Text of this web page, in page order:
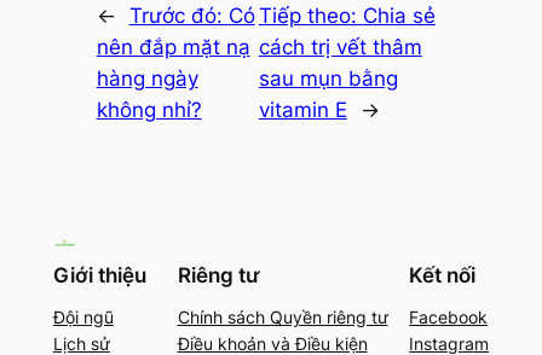
← Trước đó: Có
nên đắp mặt nạ
hàng ngày
không nhỉ?
Tiếp theo: Chia sẻ
cách trị vết thâm
sau mụn bằng
vitamin E
→
Giới thiệu
Đội ngũ
Lịch sử
Riêng tư
Chính sách Quyền riêng tư
Điều khoản và Điều kiện
Kết nối
Facebook
Instagram